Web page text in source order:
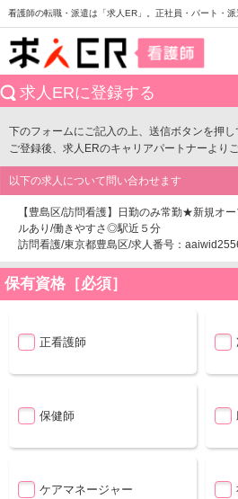
看護師の転職・派遣は「求人ER」。正社員・パート・
求人ERに登録する
下のフォームにご記入の上、送信ボタンを押し
ご登録後、求人ERのキャリアパートナーより
以下の求人について問い合わせます
【豊島区/訪問看護】日勤のみ常勤★新規オ
ルあり/働きやすさ◎駅近５分
訪問看護/東京都豊島区/求人番号：
保有資格［必須］
正看護師
保健師
ケアマネージャー